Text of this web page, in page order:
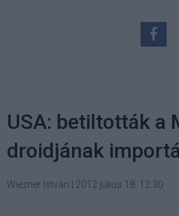
USA: betiltották a
droidjának
Wiezner István 2012 július 18. 12:30